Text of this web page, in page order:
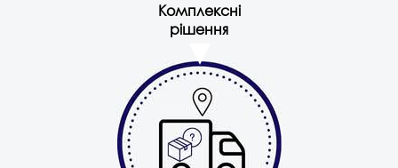
Комплексні
рішення